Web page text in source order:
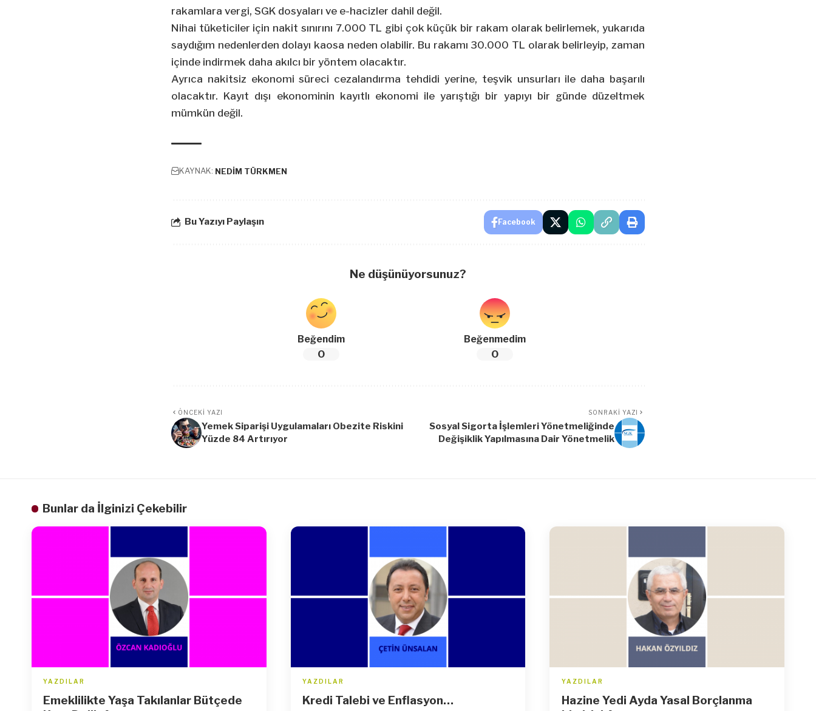
rakamlara vergi, SGK dosyaları ve e-hacizler dahil değil.
Nihai tüketiciler için nakit sınırını 7.000 TL gibi çok küçük bir rakam olarak belirlemek, yukarıda
saydığım nedenlerden dolayı kaosa neden olabilir. Bu rakamı 30.000 TL olarak belirleyip, zaman
içinde indirmek daha akılcı bir yöntem olacaktır.
Ayrıca nakitsiz ekonomi süreci cezalandırma tehdidi yerine, teşvik unsurları ile daha başarılı
olacaktır. Kayıt dışı ekonominin kayıtlı ekonomi ile yarıştığı bir yapıyı bir günde düzeltmek
mümkün değil.
KAYNAK: NEDİM TÜRKMEN
Bu Yazıyı Paylaşın Facebook
Ne düşünüyorsunuz?
Beğendim
0
Beğenmedim
0
ÖNCEKI YAZI
Yemek Siparişi Uygulamaları Obezite Riskini
Yüzde 84 Artırıyor
SONRAKI YAZI
Sosyal Sigorta İşlemleri Yönetmeliğinde
Değişiklik Yapılmasına Dair Yönetmelik
Bunlar da İlginizi Çekebilir
YAZDILAR
Emeklilikte Yaşa Takılanlar Bütçede
YAZDILAR
Kredi Talebi ve Enflasyon…
YAZDILAR
Hazine Yedi Ayda Yasal Borçlanma